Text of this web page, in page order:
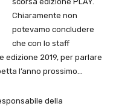
Chiaramente non
potevamo concludere
che con lo staff
2019, per parlare
l’anno prossimo…
della